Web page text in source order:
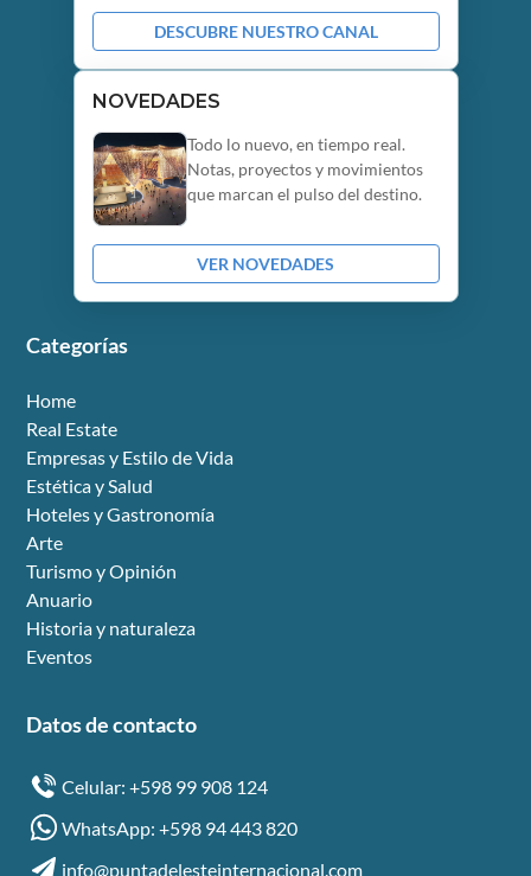
DESCUBRE NUESTRO CANAL
NOVEDADES
Todo lo nuevo, en tiempo real.
Notas, proyectos y movimientos
que marcan el pulso del destino.
VER NOVEDADES
Categorías
Home
Real Estate
Empresas y Estilo de Vida
Estética y Salud
Hoteles y Gastronomía
Arte
Turismo y Opinión
Anuario
Historia y naturaleza
Eventos
Datos de contacto
Celular: +598 99 908 124
WhatsApp: +598 94 443 820
info@puntadelesteinternacional.com